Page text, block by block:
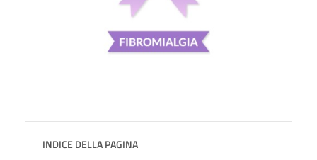
INDICE DELLA PAGINA